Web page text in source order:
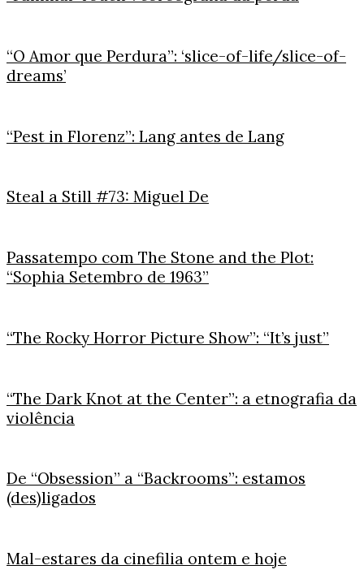
“O Amor que Perdura”: ‘slice-of-life/slice-of-
dreams’
“Pest in Florenz”: Lang antes de Lang
Steal a Still #73: Miguel De
Passatempo com The Stone and the Plot:
“Sophia Setembro de 1963”
“The Rocky Horror Picture Show”: “It’s just”
“The Dark Knot at the Center”: a etnografia da
violência
De “Obsession” a “Backrooms”: estamos
(des)ligados
Mal-estares da cinefilia ontem e hoje